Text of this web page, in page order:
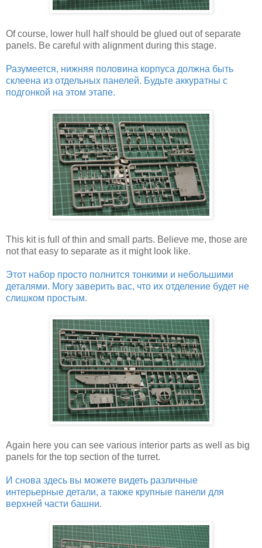
Of course, lower hull half should be glued out of separate
panels. Be careful with alignment during this stage.
Разумеется, нижняя половина корпуса должна быть
склеена из отдельных панелей. Будьте аккуратны с
подгонкой на этом этапе.
This kit is full of thin and small parts. Believe me, those are
not that easy to separate as it might look like.
Этот набор просто полнится тонкими и небольшими
деталями. Могу заверить вас, что их отделение будет не
слишком простым.
Again here you can see various interior parts as well as big
panels for the top section of the turret.
И снова здесь вы можете видеть различные
интерьерные детали, а также крупные панели для
верхней части башни.